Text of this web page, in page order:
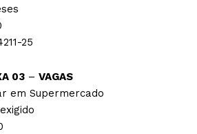
25
03 – VAGAS
em Supermercado